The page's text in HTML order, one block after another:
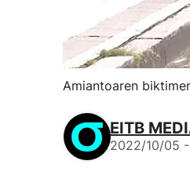
Amiantoaren
EITB
2022/10/05